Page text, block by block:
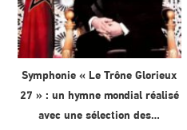
Symphonie « Le Trône Glorieux
27 » : un hymne mondial réalisé
avec une sélection des…